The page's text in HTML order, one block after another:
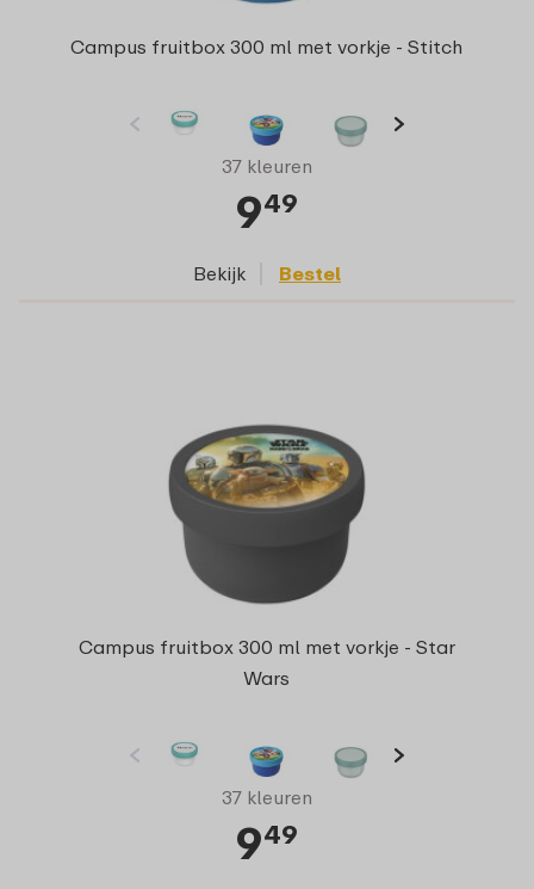
Campus fruitbox 300 ml met vorkje - Stitch
37 kleuren
949
Bekijk Bestel
Campus fruitbox 300 ml met vorkje - Star
Wars
37 kleuren
949